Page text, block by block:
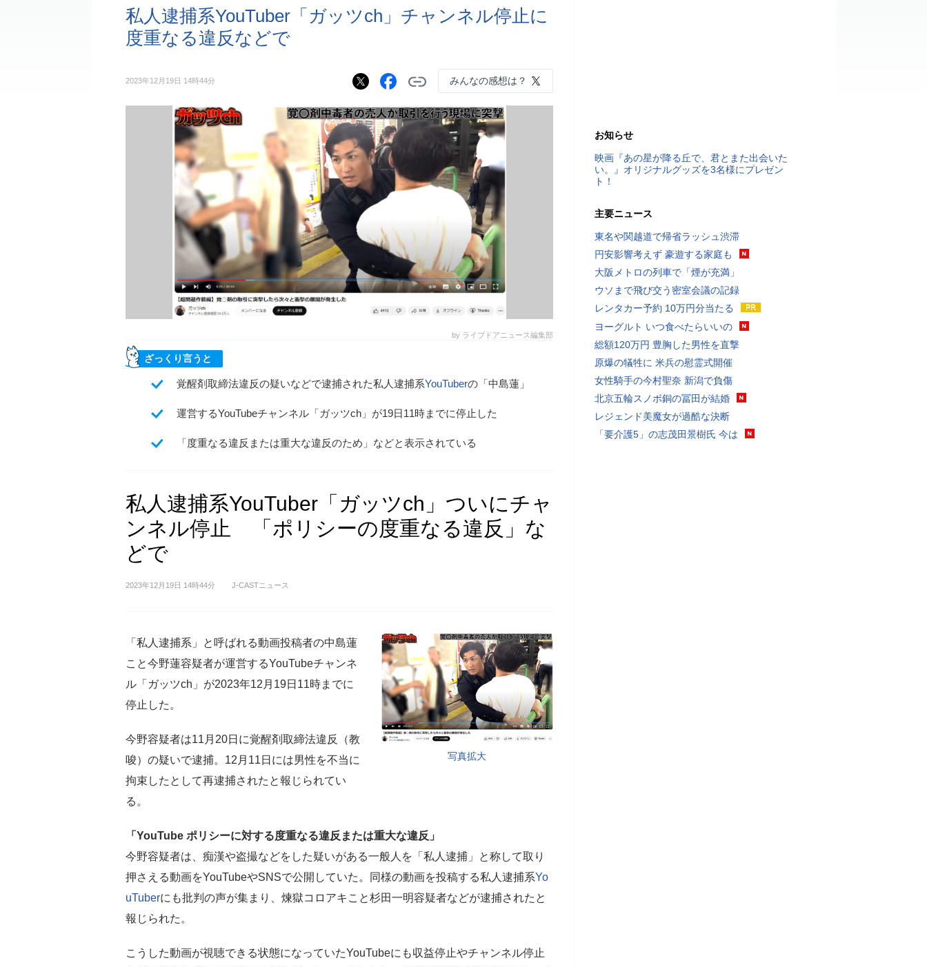
私人逮捕系YouTuber「ガッツch」チャンネル停止に
度重なる違反などで
2023年12月19日 14時44分 みんなの感想は？
by ライブドアニュース編集部
ざっくり言うと
覚醒剤取締法違反の疑いなどで逮捕された私人逮捕系YouTuberの「中島蓮」
運営するYouTubeチャンネル「ガッツch」が19日11時までに停止した
「度重なる違反または重大な違反のため」などと表示されている
私人逮捕系YouTuber「ガッツch」ついにチャ
ンネル停止 「ポリシーの度重なる違反」な
どで
2023年12月19日 14時44分 J-CASTニュース
写真拡大
「私人逮捕系」と呼ばれる動画投稿者の中島蓮
こと今野蓮容疑者が運営するYouTubeチャンネ
ル「ガッツch」が2023年12月19日11時までに
停止した。
今野容疑者は11月20日に覚醒剤取締法違反（教
唆）の疑いで逮捕。12月11日には男性を不当に
拘束したとして再逮捕されたと報じられてい
る。
「YouTube ポリシーに対する度重なる違反または重大な違反」
今野容疑者は、痴漢や盗撮などをした疑いがある一般人を「私人逮捕」と称して取り
押さえる動画をYouTubeやSNSで公開していた。同様の動画を投稿する私人逮捕系Yo
uTuberにも批判の声が集まり、煉獄コロアキこと杉田一明容疑者などが逮捕されたと
報じられた。
こうした動画が視聴できる状態になっていたYouTubeにも収益停止やチャンネル停止
お知らせ
映画『あの星が降る丘で、君とまた出会いた
い。』オリジナルグッズを3名様にプレゼン
ト！
主要ニュース
東名や関越道で帰省ラッシュ渋滞
円安影響考えず 豪遊する家庭も
大阪メトロの列車で「煙が充満」
ウソまで飛び交う密室会議の記録
レンタカー予約 10万円分当たる
ヨーグルト いつ食べたらいいの
総額120万円 豊胸した男性を直撃
原爆の犠牲に 米兵の慰霊式開催
女性騎手の今村聖奈 新潟で負傷
北京五輪スノボ銅の冨田が結婚
レジェンド美魔女が過酷な決断
「要介護5」の志茂田景樹氏 今は